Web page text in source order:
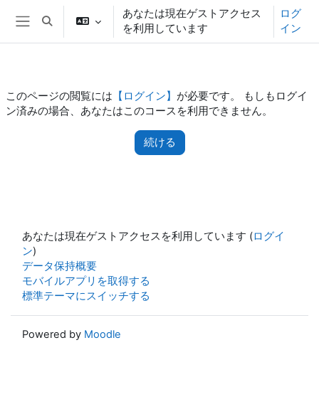
メインコンテンツへスキップする
サイドパネル
検索入力に切り替える
あなたは現在ゲストアクセス
を利用しています
ログ
イン
このページの閲覧には 【ログイン】 が必要です。 もしもログイ
ン済みの場合、あなたはこのコースを利用できません。
続ける
あなたは現在ゲストアクセスを利用しています (ログイ
ン)
データ保持概要
モバイルアプリを取得する
標準テーマにスイッチする
Powered by Moodle